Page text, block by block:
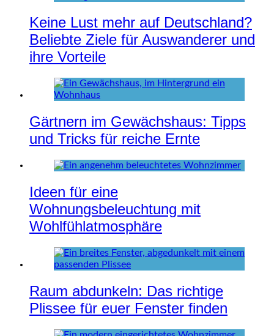
Keine Lust mehr auf Deutschland?
Beliebte Ziele für Auswanderer und
ihre Vorteile
Gärtnern im Gewächshaus: Tipps
und Tricks für reiche Ernte
Ideen für eine
Wohnungsbeleuchtung mit
Wohlfühlatmosphäre
Raum abdunkeln: Das richtige
Plissee für euer Fenster finden